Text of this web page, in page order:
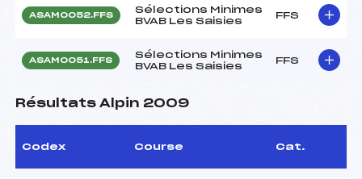
ASAM0052.FFS
Sélections Minimes
BVAB Les Saisies
FFS
ASAM0051.FFS
Sélections Minimes
BVAB Les Saisies
FFS
Résultats Alpin 2009
Codex Course Cat.